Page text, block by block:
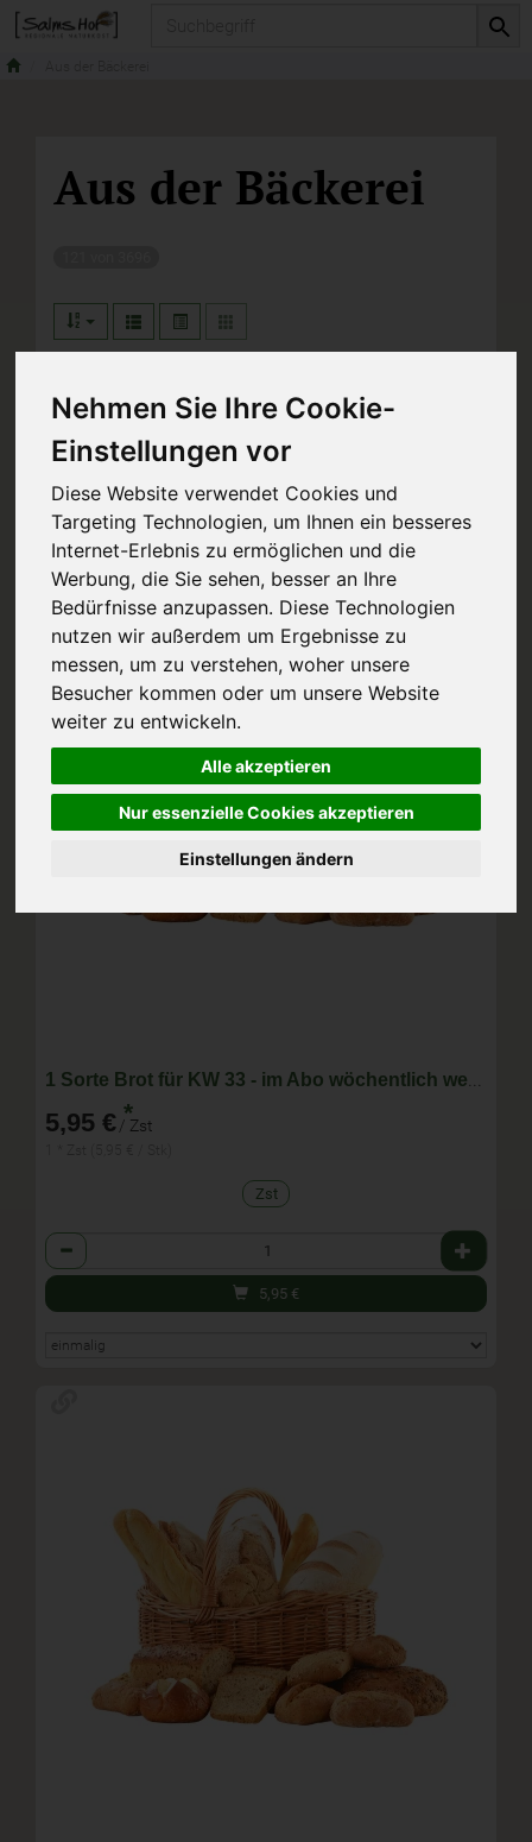
Nehmen Sie Ihre Cookie-
Einstellungen vor
Diese Website verwendet Cookies und
Targeting Technologien, um Ihnen ein besseres
Internet-Erlebnis zu ermöglichen und die
Werbung, die Sie sehen, besser an Ihre
Bedürfnisse anzupassen. Diese Technologien
nutzen wir außerdem um Ergebnisse zu
messen, um zu verstehen, woher unsere
Besucher kommen oder um unsere Website
weiter zu entwickeln.
Alle akzeptieren
Nur essenzielle Cookies akzeptieren
Einstellungen ändern
Aus der Bäckerei
Allergene
5,95 € *
/ Zst
Zst
Anzahl
5,95 €